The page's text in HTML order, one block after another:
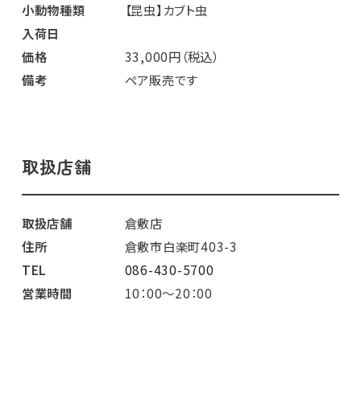
小動物種類
【昆虫】カブト虫
入荷日
価格
33,000円（税込）
備考
ペア販売です
取扱店舗
取扱店舗
倉敷店
住所
倉敷市白楽町403-3
TEL
086-430-5700
営業時間
10：00～20：00